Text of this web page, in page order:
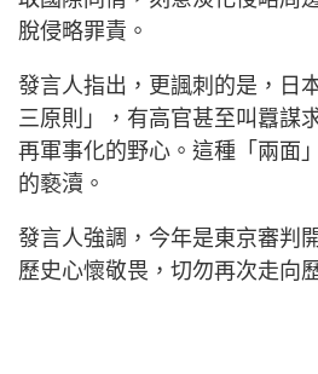
脫侵略罪責。
發言人指出，更諷刺的是，日
三原則」，有高官甚至叫囂謀
再軍事化的野心。這種「兩面
的褻瀆。
發言人強調，今年是東京審判
歷史心懷敬畏，切勿再次走向